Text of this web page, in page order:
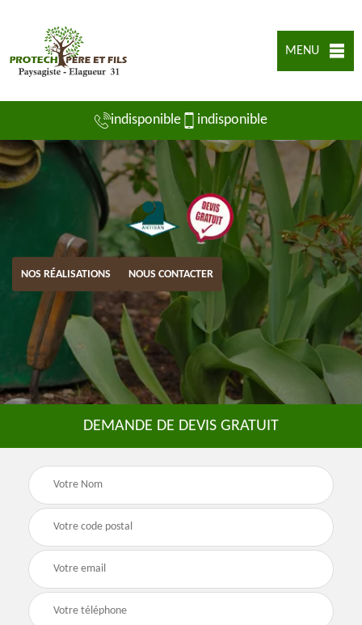
MENU
indisponible indisponible
NOS RÉALISATIONS NOUS CONTACTER
DEMANDE DE DEVIS GRATUIT